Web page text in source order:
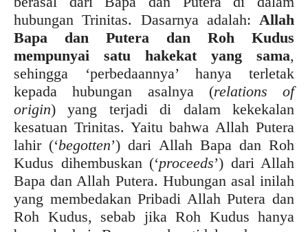
hubungan Trinitas. Dasarnya adalah: Allah
Bapa dan Putera dan Roh Kudus
mempunyai satu hakekat yang sama,
sehingga ‘perbedaannya’ hanya terletak
kepada hubungan asalnya (relations of
origin) yang terjadi di dalam kekekalan
kesatuan Trinitas. Yaitu bahwa Allah Putera
lahir (‘begotten’) dari Allah Bapa dan Roh
Kudus dihembuskan (‘proceeds’) dari Allah
Bapa dan Allah Putera. Hubungan asal inilah
yang membedakan Pribadi Allah Putera dan
Roh Kudus, sebab jika Roh Kudus hanya